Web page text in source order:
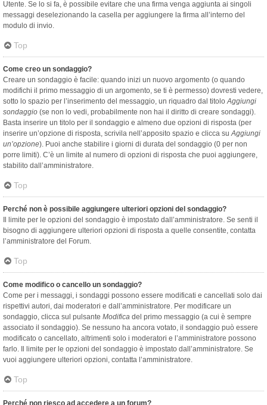
Utente. Se lo si fa, è possibile evitare che una firma venga aggiunta ai singoli
messaggi deselezionando la casella per aggiungere la firma all’interno del
modulo di invio.
Top
Come creo un sondaggio?
Creare un sondaggio è facile: quando inizi un nuovo argomento (o quando
modifichi il primo messaggio di un argomento, se ti è permesso) dovresti vedere,
sotto lo spazio per l’inserimento del messaggio, un riquadro dal titoloAggiungi
sondaggio (se non lo vedi, probabilmente non hai il diritto di creare sondaggi).
Basta inserire un titolo per il sondaggio e almeno due opzioni di risposta (per
inserire un’opzione di risposta, scrivila nell’apposito spazio e clicca suAggiungi
un’opzione). Puoi anche stabilire i giorni di durata del sondaggio (0 per non
porre limiti). C’è un limite al numero di opzioni di risposta che puoi aggiungere,
stabilito dall’amministratore.
Top
Perché non è possibile aggiungere ulteriori opzioni del sondaggio?
Il limite per le opzioni del sondaggio è impostato dall’amministratore. Se senti il
bisogno di aggiungere ulteriori opzioni di risposta a quelle consentite, contatta
l’amministratore del Forum.
Top
Come modifico o cancello un sondaggio?
Come per i messaggi, i sondaggi possono essere modificati e cancellati solo dai
rispettivi autori, dai moderatori e dall’amministratore. Per modificare un
sondaggio, clicca sul pulsante Modifica del primo messaggio (a cui è sempre
associato il sondaggio). Se nessuno ha ancora votato, il sondaggio può essere
modificato o cancellato, altrimenti solo i moderatori e l’amministratore possono
farlo. Il limite per le opzioni del sondaggio è impostato dall’amministratore. Se
vuoi aggiungere ulteriori opzioni, contatta l’amministratore.
Top
Perché non riesco ad accedere a un forum?